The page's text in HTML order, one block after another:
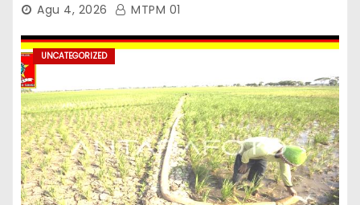
Agu 4, 2026 MTPM 01
UNCATEGORIZED